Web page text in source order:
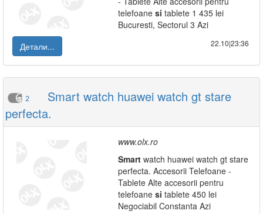
telefoane si tablete 1 435 lei
Bucuresti, Sectorul 3 Azi
Детали...
22.10|23:36
2
Smart watch huawei watch gt stare
perfecta.
www.olx.ro
Smart watch huawei watch gt stare
perfecta. Accesorii Telefoane -
Tablete Alte accesorii pentru
telefoane si tablete 450 lei
Negociabil Constanta Azi